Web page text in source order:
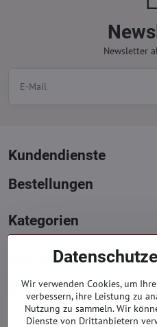
Newsletter
Kundendienste
Bestellungen
Kategorien
Kontakte
+421 919 060 751
Mont. - Freit. : 9:00 - 15:00 hod.
info​​@everlady​​.eu
Wir verwenden Cookies, um
verbessern, ihre Leistung zu
Nutzung zu sammeln. Wir
Dienste von Drittanbietern